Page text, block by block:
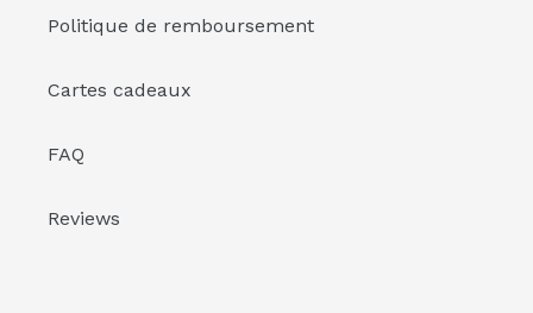
Politique de remboursement
Cartes cadeaux
FAQ
Reviews